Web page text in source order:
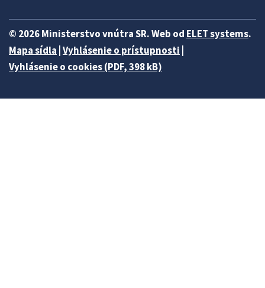
© 2026 Ministerstvo vnútra SR. Web od ELET systems.
Mapa sídla Vyhlásenie o prístupnosti
Vyhlásenie o cookies (PDF, 398 kB)